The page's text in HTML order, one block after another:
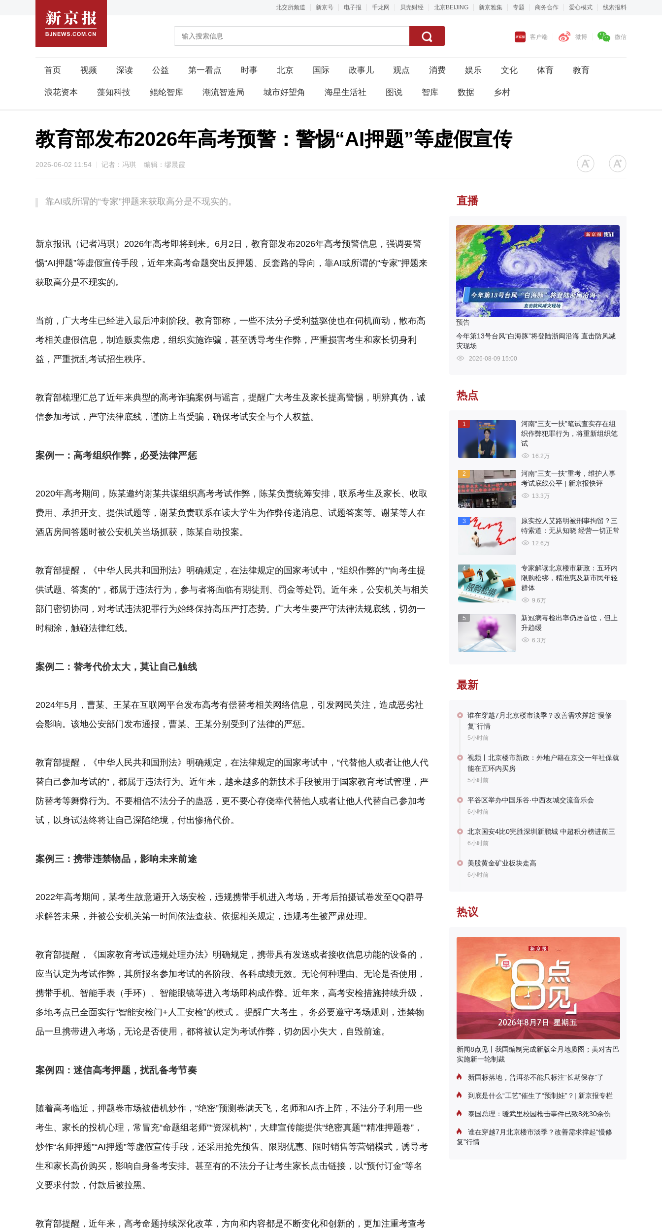
北交所频道 新京号 电子报 千龙网 贝壳财经 北京BEIJING 新京雅集 专题 商务合作 爱心模式 线索报料
客户端 微博 微信
首页 视频 深读 公益 第一看点 时事 北京 国际 政事儿 观点 消费 娱乐 文化 体育 教育
浪花资本 藻知科技 鲲纶智库 潮流智造局 城市好望角 海星生活社 图说 智库 数据 乡村
教育部发布2026年高考预警：警惕“AI押题”等虚假宣传
2026-06-02 11:54 记者：冯琪 编辑：缪晨霞
靠AI或所谓的“专家”押题来获取高分是不现实的。
新京报讯（记者冯琪）2026年高考即将到来。6月2日，教育部发布2026年高考预警信息，强调要警
惕“AI押题”等虚假宣传手段，近年来高考命题突出反押题、反套路的导向，靠AI或所谓的“专家”押题来
获取高分是不现实的。
当前，广大考生已经进入最后冲刺阶段。教育部称，一些不法分子受利益驱使也在伺机而动，散布高
考相关虚假信息，制造贩卖焦虑，组织实施诈骗，甚至诱导考生作弊，严重损害考生和家长切身利
益，严重扰乱考试招生秩序。
教育部梳理汇总了近年来典型的高考诈骗案例与谣言，提醒广大考生及家长提高警惕，明辨真伪，诚
信参加考试，严守法律底线，谨防上当受骗，确保考试安全与个人权益。
案例一：高考组织作弊，必受法律严惩
2020年高考期间，陈某邀约谢某共谋组织高考考试作弊，陈某负责统筹安排，联系考生及家长、收取
费用、承担开支、提供试题等，谢某负责联系在读大学生为作弊传递消息、试题答案等。谢某等人在
酒店房间答题时被公安机关当场抓获，陈某自动投案。
教育部提醒，《中华人民共和国刑法》明确规定，在法律规定的国家考试中，“组织作弊的”“向考生提
供试题、答案的”，都属于违法行为，参与者将面临有期徒刑、罚金等处罚。近年来，公安机关与相关
部门密切协同，对考试违法犯罪行为始终保持高压严打态势。广大考生要严守法律法规底线，切勿一
时糊涂，触碰法律红线。
案例二：替考代价太大，莫让自己触线
2024年5月，曹某、王某在互联网平台发布高考有偿替考相关网络信息，引发网民关注，造成恶劣社
会影响。该地公安部门发布通报，曹某、王某分别受到了法律的严惩。
教育部提醒，《中华人民共和国刑法》明确规定，在法律规定的国家考试中，“代替他人或者让他人代
替自己参加考试的”，都属于违法行为。近年来，越来越多的新技术手段被用于国家教育考试管理，严
防替考等舞弊行为。不要相信不法分子的蛊惑，更不要心存侥幸代替他人或者让他人代替自己参加考
试，以身试法终将让自己深陷绝境，付出惨痛代价。
案例三：携带违禁物品，影响未来前途
2022年高考期间，某考生故意避开入场安检，违规携带手机进入考场，开考后拍摄试卷发至QQ群寻
求解答未果，并被公安机关第一时间依法查获。依据相关规定，违规考生被严肃处理。
教育部提醒，《国家教育考试违规处理办法》明确规定，携带具有发送或者接收信息功能的设备的，
应当认定为考试作弊，其所报名参加考试的各阶段、各科成绩无效。无论何种理由、无论是否使用，
携带手机、智能手表（手环）、智能眼镜等进入考场即构成作弊。近年来，高考安检措施持续升级，
多地考点已全面实行“智能安检门+人工安检”的模式 。提醒广大考生， 务必要遵守考场规则，违禁物
品一旦携带进入考场，无论是否使用，都将被认定为考试作弊，切勿因小失大，自毁前途。
案例四：迷信高考押题，扰乱备考节奏
随着高考临近，押题卷市场被借机炒作，“绝密”预测卷满天飞，名师和AI齐上阵，不法分子利用一些
考生、家长的投机心理，常冒充“命题组老师”“资深机构”，大肆宣传能提供“绝密真题”“精准押题卷”，
炒作“名师押题”“AI押题”等虚假宣传手段，还采用抢先预售、限期优惠、限时销售等营销模式，诱导考
生和家长高价购买，影响自身备考安排。甚至有的不法分子让考生家长点击链接，以“预付订金”等名
义要求付款，付款后被拉黑。
教育部提醒，近年来，高考命题持续深化改革，方向和内容都是不断变化和创新的，更加注重考查考
直播
预告
今年第13号台风“白海豚”将登陆浙闽沿海 直击防风减
灾现场
2026-08-09 15:00
热点
1
河南“三支一扶”笔试查实存在组
织作弊犯罪行为，将重新组织笔
试
16.2万
2
河南“三支一扶”重考，维护人事
考试底线公平 | 新京报快评
13.3万
3
原实控人艾路明被刑事拘留？三
特索道：无从知晓 经营一切正常
12.6万
4
专家解读北京楼市新政：五环内
限购松绑，精准惠及新市民年轻
群体
9.6万
5
新冠病毒检出率仍居首位，但上
升趋缓
6.3万
最新
谁在穿越7月北京楼市淡季？改善需求撑起“慢修
复”行情
5小时前
视频丨北京楼市新政：外地户籍在京交一年社保就
能在五环内买房
5小时前
平谷区举办中国乐谷·中西友城交流音乐会
6小时前
北京国安4比0完胜深圳新鹏城 中超积分榜进前三
6小时前
美股黄金矿业板块走高
6小时前
热议
新闻8点见丨我国编制完成新版全月地质图；美对古巴
实施新一轮制裁
新国标落地，普洱茶不能只标注“长期保存”了
到底是什么“工艺”催生了“预制娃”？| 新京报专栏
泰国总理：暖武里校园枪击事件已致8死30余伤
谁在穿越7月北京楼市淡季？改善需求撑起“慢修
复”行情